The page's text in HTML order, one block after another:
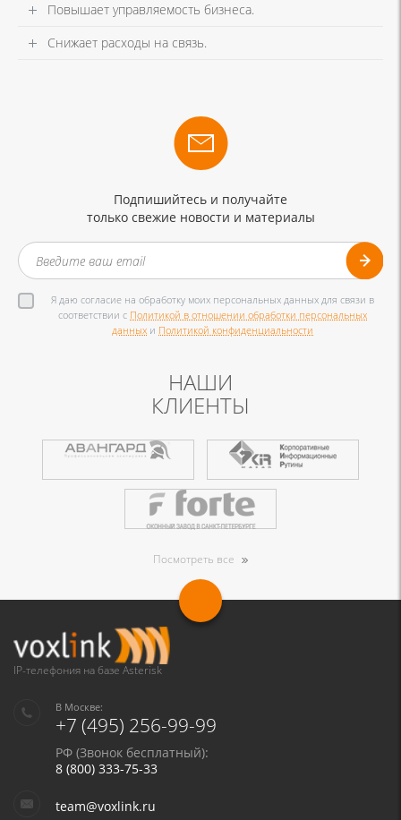
Повышает управляемость бизнеса.
Снижает расходы на связь.
Подпишийтесь и получайте
только свежие новости и материалы
Я даю согласие на обработку моих персональных данных для связи в
соответствии с Политикой в отношении обработки персональных
данных и Политикой конфиденциальности
НАШИ
КЛИЕНТЫ
Посмотреть все
IP-телефония на базе Asterisk
В Москве:
+7 (495) 256-99-99
РФ (Звонок бесплатный):
8 (800) 333-75-33
team@voxlink.ru